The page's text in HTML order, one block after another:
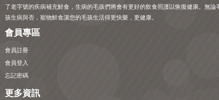
了老字號的疾病補充鮮食，生病的毛孩們將會有更好的飲食照護以恢復健康。無論
孩生病與否，寵物鮮食讓您的毛孩生活得更快樂，更健康。
會員專區
會員註冊
會員登入
忘記密碼
更多資訊